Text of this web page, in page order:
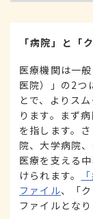
「病院」と「
医療機関は一
医院）」の2つ
とで、よりス
ります。まず
を指します。
院、大学病院
医療を支える
けられます。
ファイル、「
ファイルとなり